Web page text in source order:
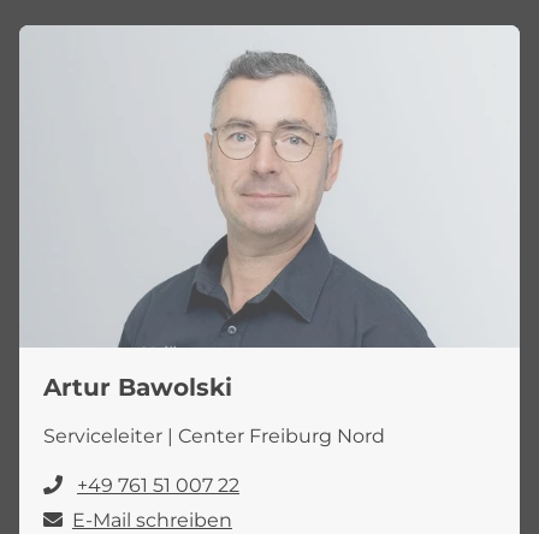
Artur Bawolski
Serviceleiter | Center Freiburg Nord
+49 761 51 007 22
E-Mail schreiben